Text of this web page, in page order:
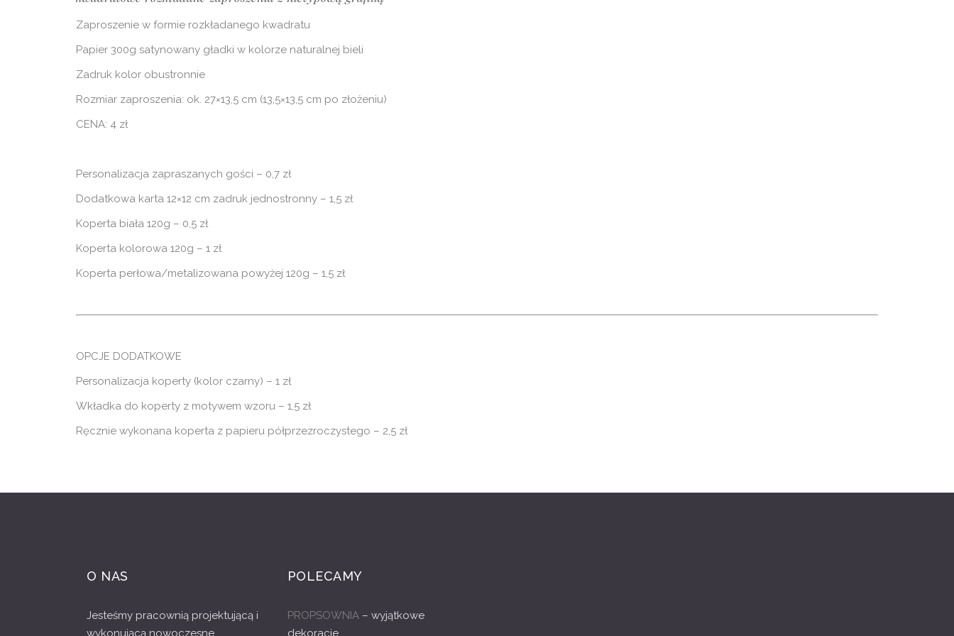
Zaproszenie w formie rozkładanego kwadratu
Papier 300g satynowany gładki w kolorze naturalnej bieli
Zadruk kolor obustronnie
Rozmiar zaproszenia: ok. 27×13,5 cm (13,5×13,5 cm po złożeniu)
CENA: 4 zł
Personalizacja zapraszanych gości – 0,7 zł
Dodatkowa karta 12×12 cm zadruk jednostronny – 1,5 zł
Koperta biała 120g – 0,5 zł
Koperta kolorowa 120g – 1 zł
Koperta perłowa/metalizowana powyżej 120g – 1,5 zł
OPCJE DODATKOWE
Personalizacja koperty (kolor czarny) – 1 zł
Wkładka do koperty z motywem wzoru – 1,5 zł
Ręcznie wykonana koperta z papieru półprzezroczystego – 2,5 zł
O NAS
Jesteśmy pracownią projektującą i
wykonującą nowoczesne
POLECAMY
PROPSOWNIA– wyjątkowe
dekoracje